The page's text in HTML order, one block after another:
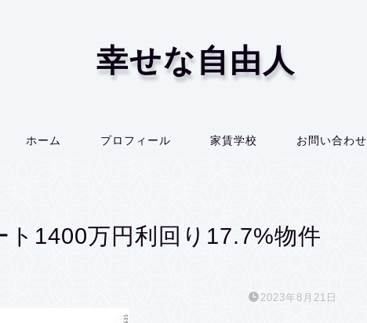
幸せな自由人
ホーム プロフィール 家賃学校 お問い合わせ
1400万円利回り17.7%物件
2023年8月21日